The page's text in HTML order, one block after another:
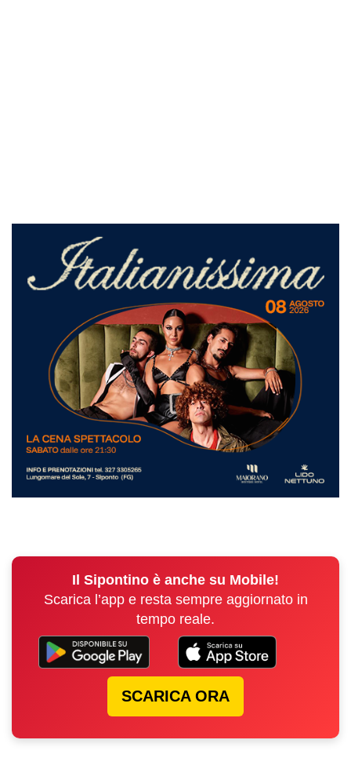
Il Sipontino è anche su Mobile!
Scarica l’app e resta sempre aggiornato in
tempo reale.
SCARICA ORA